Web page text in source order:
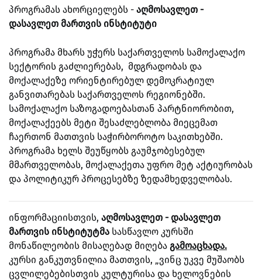
პროგრამას ახორციელებს - აღმოსავლეთ -
დასავლეთ მართვის ინსტიტუტი
პროგრამა მხარს უჭერს საქართველოს სამოქალაქო
სექტორის გაძლიერებას, მდგრადობას და
მოქალაქეზე ორიენტირებულ დემოკრატიულ
განვითარებას საქართველოს რეგიონებში.
სამოქალაქო საზოგადოებასთან პარტნიორობით,
მოქალაქეებს მეტი შესაძლებლობა მიეცემათ
ჩაერთონ მათთვის საჭირბოროტო საკითხებში.
პროგრამა ხელს შეუწყობს გაუმჯობესებულ
მმართველობას, მოქალაქეთა უფრო მეტ აქტიურობას
და პოლიტიკურ პროცესებზე ზედამხედველობას.
ინფორმაციისთვის, აღმოსავლეთ - დასავლეთ
მართვის ინსტიტუტმა სასწავლო კურსში
მონაწილეობის მისაღებად მიღება გამოაცხადა.
კურსი განკუთვნილია მათთვის, „ვინც უკვე მუშაობს
ცვლილებებისთვის კულტურისა და ხელოვნების